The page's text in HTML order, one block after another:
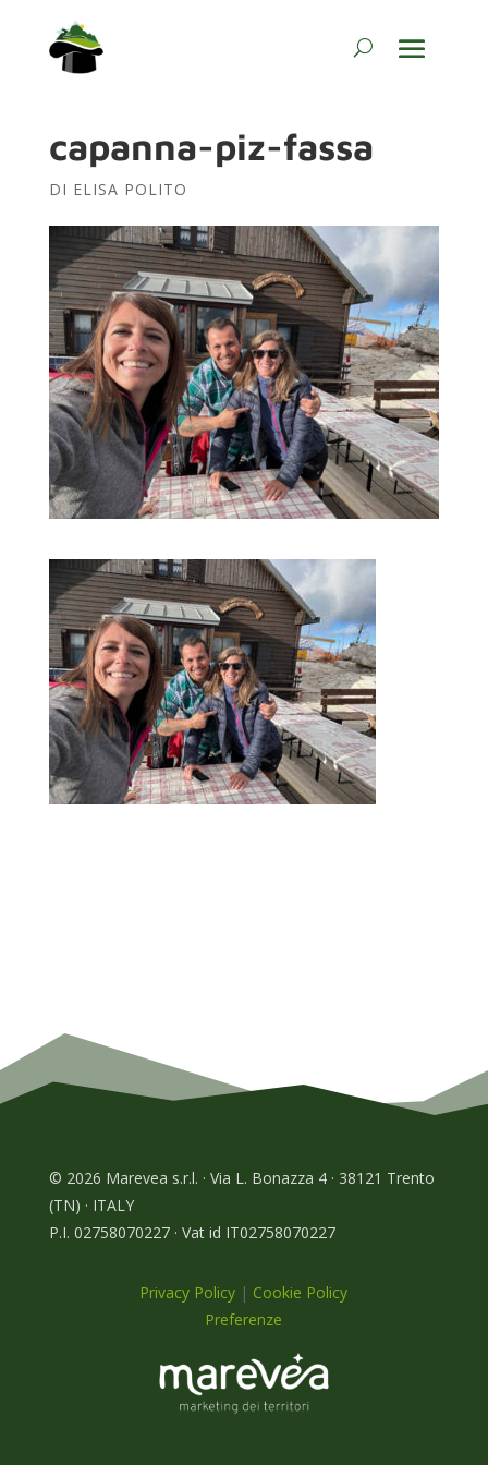
capanna-piz-fassa
DI ELISA POLITO
© 2026 Marevea s.r.l. · Via L. Bonazza 4 · 38121 Trento
(TN) · ITALY
P.I. 02758070227 · Vat id IT02758070227
Privacy Policy | Cookie Policy
Preferenze